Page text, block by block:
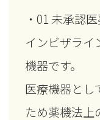
することがあ
・装置を外
裂が入る可能
する可能性が
・装置が外
・01 未承認
インビザライ
機器です。
医療機器とし
ため薬機法上